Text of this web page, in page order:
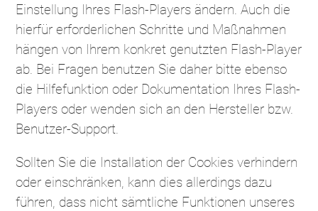
Einstellung Ihres Flash-Players ändern. Auch die
hierfür erforderlichen Schritte und Maßnahmen
hängen von Ihrem konkret genutzten Flash-Player
ab. Bei Fragen benutzen Sie daher bitte ebenso
die Hilfefunktion oder Dokumentation Ihres Flash-
Players oder wenden sich an den Hersteller bzw.
Benutzer-Support.
Sollten Sie die Installation der Cookies verhindern
oder einschränken, kann dies allerdings dazu
führen, dass nicht sämtliche Funktionen unseres